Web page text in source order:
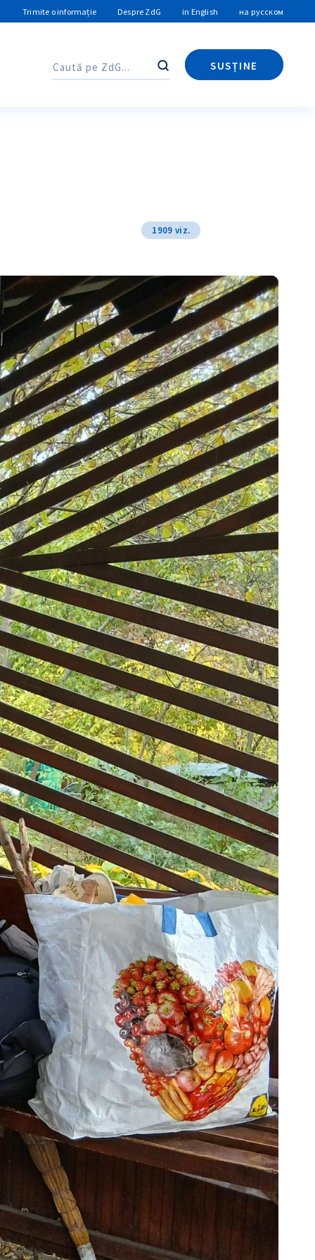
Trimite o informație Despre ZdG in English на русском
Caută
SUSȚINE
Caută
1909 viz.